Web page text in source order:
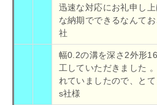
迅速な対応にお礼申し
な納期でできるなんて
社
幅0.2の溝を深さ2外形
工していただきました
れていましたので、と
s社様